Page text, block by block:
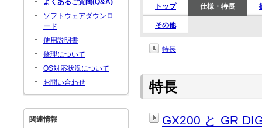
トップ 仕様・特長
その他
特長
特長
GX200 と GR
よくあるご質問(Q&A)
ソフトウェアダウンロ
ード
使用説明書
修理について
OS対応状況について
お問い合わせ
関連情報